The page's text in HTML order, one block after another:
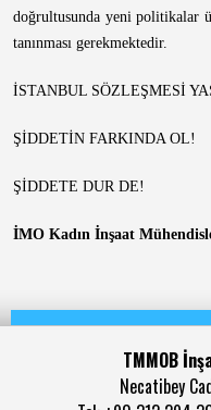
doğrultusunda yeni politikalar
tanınması gerekmektedir.
İSTANBUL SÖZLEŞMESİ
ŞİDDETİN FARKINDA OL!
ŞİDDETE DUR DE!
İMO Kadın İnşaat
TMMOB
Necatibey